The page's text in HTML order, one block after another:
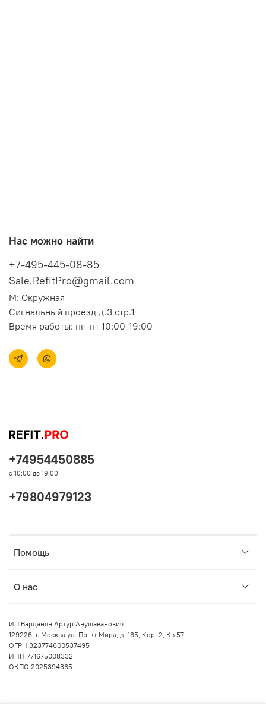
Нас можно найти
+7-495-445-08-85
Sale.RefitPro@gmail.com
М: Окружная
Сигнальный проезд д.3 стр.1
Время работы: пн-пт 10:00-19:00
Помощь
О нас
+74954450885
с 10:00 до 19:00
+79804979123
ИП Варданян Артур Анушаванович
129226, г. Москва ул. Пр-кт Мира, д. 185, Кор. 2, Кв 57.
ОГРН:323774600537495
ИНН:771675008332
ОКПО:2025394365